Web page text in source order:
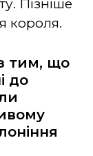
Пізніше
короля.
тим, що
до